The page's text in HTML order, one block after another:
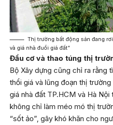
Thị trường bất động sản đang
và giá nhà đuổi giá đất”
Đầu cơ và thao túng thị
Bộ Xây dựng cũng chỉ ra rằng
thổi giá và lũng đoạn thị
giá nhà đất TP.HCM và Hà
không chỉ làm méo mó thị
“sốt ảo”, gây khó khăn cho